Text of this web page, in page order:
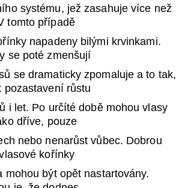
systému, jež zasahuje více než
tomto případě
napadeny bilými krvinkami.
se poté zmenšují
se dramaticky zpomaluje a to tak,
pozastavení růstu
i let. Po určíté době mohou vlasy
dříve, pouze
nebo nenarůst vůbec. Dobrou
kořínky
mohou být opět nastartovány.